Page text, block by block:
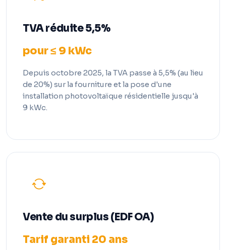
TVA réduite 5,5%
pour ≤ 9 kWc
Depuis octobre 2025, la TVA passe à 5,5% (au lieu
de 20%) sur la fourniture et la pose d'une
installation photovoltaïque résidentielle jusqu'à
9 kWc.
Vente du surplus (EDF OA)
Tarif garanti 20 ans